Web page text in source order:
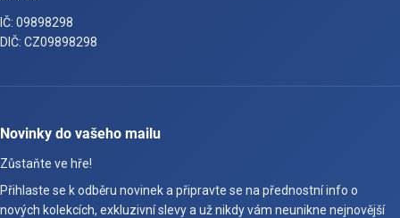
IČ: 09898298
DIČ: CZ09898298
Novinky do vašeho mailu
Zůstaňte ve hře!
Přihlaste se k odběru novinek a připravte se na přednostní info o
nových kolekcích, exkluzivní slevy a už nikdy vám neunikne nejnovější